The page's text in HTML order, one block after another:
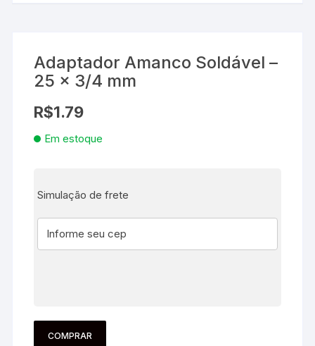
Adaptador Amanco Soldável –
25 x 3/4 mm
R$1.79
Em estoque
Simulação de frete
COMPRAR